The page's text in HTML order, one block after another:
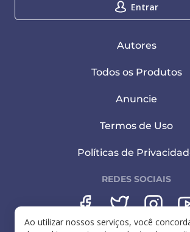
Entrar
Autores
Todos os Produtos
Anuncie
Termos de Uso
Políticas de
REDES SOCIAIS